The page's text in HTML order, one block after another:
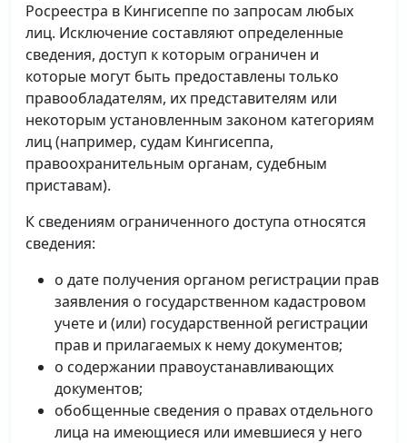
Росреестра в Кингисеппе по запросам любых
лиц. Исключение составляют определенные
сведения, доступ к которым ограничен и
которые могут быть предоставлены только
правообладателям, их представителям или
некоторым установленным законом категориям
лиц (например, судам Кингисеппа,
правоохранительным органам, судебным
приставам).
К сведениям ограниченного доступа относятся
сведения:
о дате получения органом регистрации прав
заявления о государственном кадастровом
учете и (или) государственной регистрации
прав и прилагаемых к нему документов;
о содержании правоустанавливающих
документов;
обобщенные сведения о правах отдельного
лица на имеющиеся или имевшиеся у него